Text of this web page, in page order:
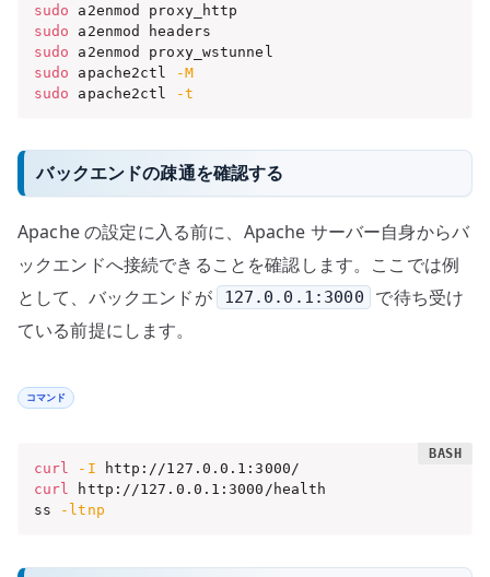
sudo
sudo
sudo
sudo apache2ctl
-M
sudo apache2ctl -t
バックエンドの疎通を確認する
Apache の設定に入る前に、Apache サーバー自身からバ
ックエンドへ接続できることを確認します。ここでは例
として、バックエンドが
127.0.0.1:3000
で待ち受け
ている前提にします。
コマンド
curl -I
curl http://127.0.0.1:3000/health
ss
-ltnp